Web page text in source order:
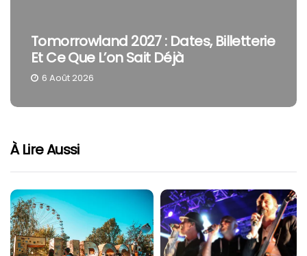
The Cure En Festival : Pourquoi Robert
Smith Reste Une Tête D’affiche À Part
4 Août 2026
À Lire Aussi